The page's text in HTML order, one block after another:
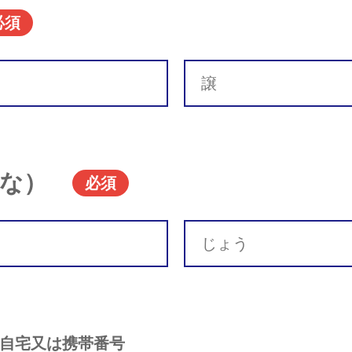
須
） 必須
自宅又は携帯番号